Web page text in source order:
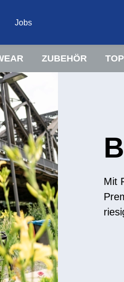
Jobs
ZUBEHÖR
Mit